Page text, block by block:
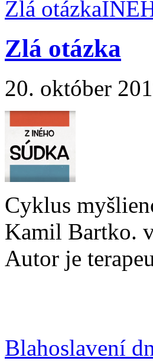
Zlá otázka
Zlá otázka
20. október
Cyklus
Kamil Bartko.
Autor je
Blahoslavení